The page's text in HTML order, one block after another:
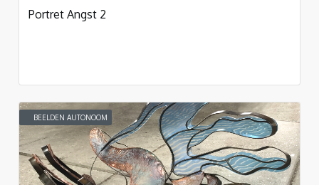
Portret Angst 2
BEELDEN AUTONOOM